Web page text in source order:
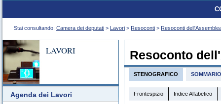
Stai consultando: Camera dei deputati > Lavori > Resoconti > Resoconti
LAVORI
Agenda dei Lavori
Resoconto
STENOGRAFICO SOMMARIO
Frontespizio Indice Alfabetico